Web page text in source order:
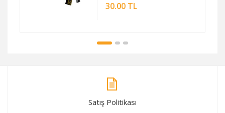
30.00 TL
Satış Politikası